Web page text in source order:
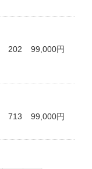
202 99,000円
713 99,000円